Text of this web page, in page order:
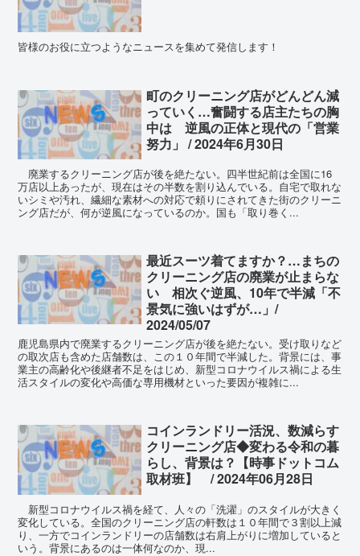
皆様のお役に立つようなニュースを集めて発信します！
町のクリーニング店がどんどん減
っていく…奮闘する店主たちの胸
中は 逆風の正体と現代の「営業
努力」 / 2024年6月30日
廃業するクリーニング店が後を絶たない。四半世紀前は全国に16
万店以上あったが、現在はその半数を割り込んでいる。自宅で取れな
いシミや汚れ、繊細な素材への対応で頼りにされてきた街のクリーニ
ング店だが、何が逆風になっているのか。国も「取り巻く...
最近スーツ着てますか？…まちの
クリーニング店の廃業が止まらな
い 相次ぐ逆風、10年で半減「不
景気に強いはずが…」/
2024/05/07
鹿児島県内で廃業するクリーニング店が後を絶たない。受け取りなど
の取次店も含めた店舗数は、この１０年間で半減した。背景には、事
業主の高齢化や後継者不足をはじめ、新型コロナウイルス禍による生
活スタイルの変化や高価な専用機材といった要因が複雑に...
コインランドリー活況、数減らす
クリーニング店◆変わる令和の暮
らし、背景は？【時事ドットコム
取材班】 / 2024年06月28日
新型コロナウイルス禍を経て、人々の「洗濯」のスタイルが大きく
変化している。全国のクリーニング店の軒数は１０年間で３割以上減
り、一方でコインランドリーの店舗数は右肩上がりに増加していると
いう。背景にあるのは一体何なのか、現...